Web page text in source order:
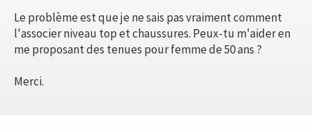
Le problème est que je ne sais pas vraiment comment
l'associer niveau top et chaussures. Peux-tu m'aider en
me proposant des tenues pour femme de 50 ans ?
Merci.